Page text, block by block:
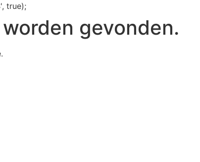
true);
gevonden.